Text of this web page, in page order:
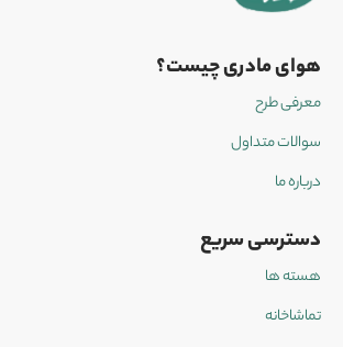
هوای مادری چیست؟
معرفی طرح
سوالات متداول
درباره ما
دسترسی سریع
هسته ها
تماشاخانه